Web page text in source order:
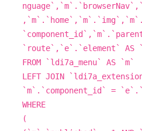
nguage
`route`,`e`.`element` AS
FROM `ldi7a_menu` AS
LEFT JOIN
`m`.`component_id` =
WHERE
(